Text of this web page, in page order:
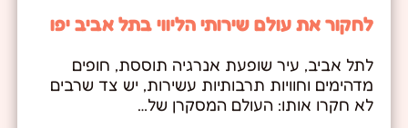
לחקור את עולם שירותי הליווי בתל אביב יפו
לתל אביב, עיר שופעת אנרגיה תוססת, חופים
מדהימים וחוויות תרבותיות עשירות, יש צד שרבים
לא חקרו אותו: העולם המסקרן של…